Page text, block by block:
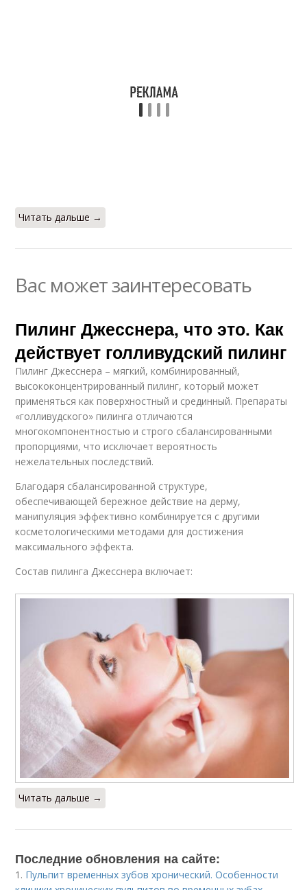
Читать дальше →
Вас может заинтересовать
Пилинг Джесснера, что это. Как
действует голливудский пилинг
Пилинг Джесснера – мягкий, комбинированный,
высококонцентрированный пилинг, который может
применяться как поверхностный и срединный. Препараты
«голливудского» пилинга отличаются
многокомпонентностью и строго сбалансированными
пропорциями, что исключает вероятность
нежелательных последствий.
Благодаря сбалансированной структуре,
обеспечивающей бережное действие на дерму,
манипуляция эффективно комбинируется с другими
косметологическими методами для достижения
максимального эффекта.
Состав пилинга Джесснера включает:
Читать дальше →
Последние обновления на сайте:
1. Пульпит временных зубов хронический. Особенности